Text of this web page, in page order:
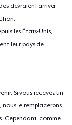
devraient arriver
les États-Unis,
leur pays de
Si vous recevez un
le remplacerons
Cependant, comme